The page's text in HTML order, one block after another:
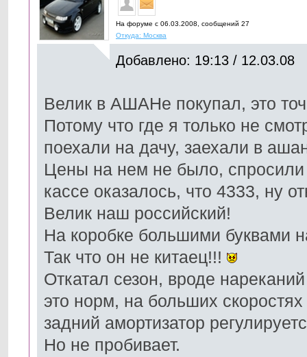
На форуме с 06.03.2008, cообщений 27
Откуда: Москва
Добавлено: 19:13 / 12.03.08
Велик в АШАНе покупал, это
Потому что где я только не
поехали на дачу, заехали в
Цены на нем не было, спросили
кассе оказалось, что 4333, ну
Велик наш российский!
На коробке большими буквами
Так что он не китаец!!!
Откатал сезон, вроде
это норм, на больших
задний амортизатор
Но не пробивает.